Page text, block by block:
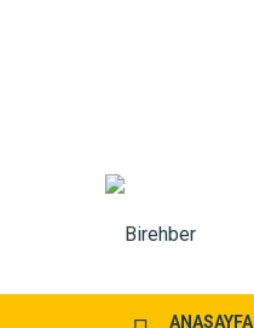
ANASAYFA